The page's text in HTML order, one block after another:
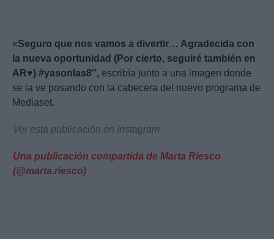
«Seguro que nos vamos a divertir… Agradecida con
la nueva oportunidad (Por cierto, seguiré también en
AR♥️) #yasonlas8″, escribía junto a una imagen donde
se la ve posando con la cabecera del nuevo programa de
Mediaset.
Ver esta publicación en Instagram
Una publicación compartida de Marta Riesco
(@marta.riesco)